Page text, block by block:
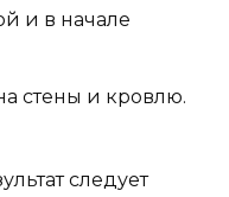
и в начале
стены и кровлю.
следует